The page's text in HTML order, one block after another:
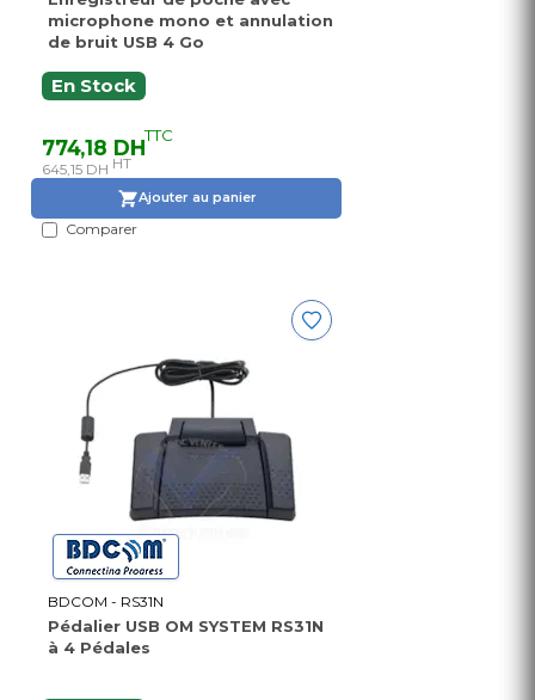
microphone mono et annulation
de bruit USB 4 Go
En Stock
774,18 DHTTC
645,15 DH HT
Ajouter au panier
Comparer
BDCOM - RS31N
Pédalier USB OM SYSTEM RS31N
à 4 Pédales